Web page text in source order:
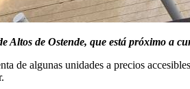
Altos de Ostende, que está próximo a
de algunas unidades a precios